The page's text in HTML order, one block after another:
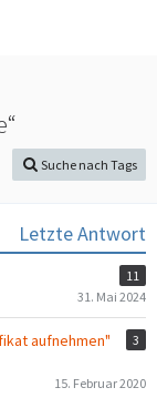
Suche nach Tags
Letzte Antwort
11
31. Mai 2024
aufnehmen"
3
15. Februar 2020